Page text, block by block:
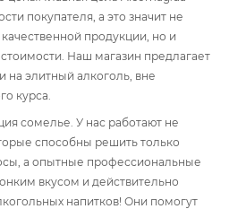
покупателя, а это значит не
продукции, но и
Наш магазин предлагает
элитный алкоголь, вне
курса.
сомелье. У нас работают не
способны решить только
а опытные профессиональные
вкусом и действительно
напитков! Они помогут